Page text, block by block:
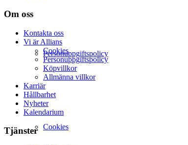
Personuppgiftspolicy
Cookies
Om oss
Kontakta oss
Vi är Allians
Cookies
Personuppgiftspolicy
Köpvillkor
Allmänna villkor
Karriär
Hållbarhet
Nyheter
Kalendarium
Tjänster